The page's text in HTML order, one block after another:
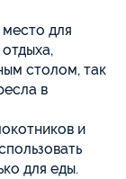
для
столом, так
в
и
для еды.